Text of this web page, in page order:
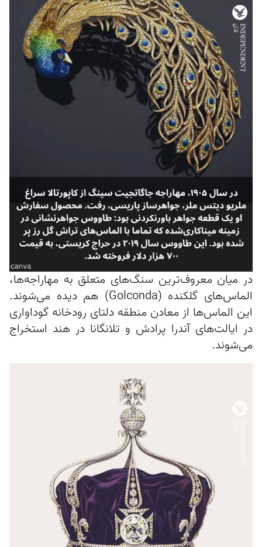
در میان معروف‌ترین سنگ‌های متعلق به مهاراجه‌ها،
الماس‌های گلکنده (Golconda) هم دیده می‌شوند.
این الماس‌ها از معادن منطقه دلتای رودخانه گوداواری
در ایالت‌های آندرا پرادش و تلانگانا در هند استخراج
می‌شوند.